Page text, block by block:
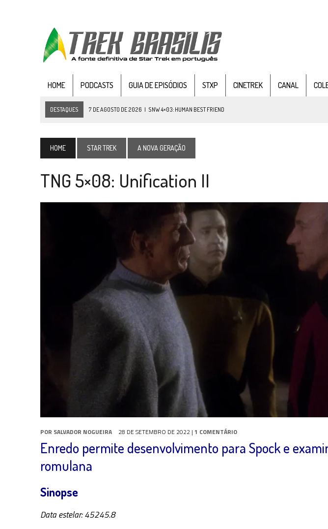
HOME PODCASTS GUIA DE EPISÓDIOS STXP CINETREK CANAL
DESTAQUES 7 DE AGOSTO DE 2026 | SNW 4×03: HUMAN BEST FRIEND
4 DE AGOSTO DE 2026 | REVISITANDO “HIDE AND Q” (TNG 1×09)
3 DE AGOSTO DE 2026 | VEJA FOTOS DO TERCEIRO EPISÓDIO DA 4ª TEMPORADA DE STRANGE NEW WORDS
3 DE AGOSTO DE 2026 | PARAMOUNT E CBS DERRUBAM NOVO VÍDEO DO FILME DE FÃS AXANAR HORAS APÓS ESTREIA
TB AO VIVO | STAR TREK: STRANGE NEW WORLDS – “THE GRIFFIN INCIDENT” (4×02)
ELENCO DE STRANGE NEW WORLDS ENCARA O FIM DE UMA ERA NA SDCC
GRANDES JORNADAS | QUATRO EPISÓDIOS DESTAR TREK SOBRE DIFERENTES PONTOS DE
GRANDES JORNADAS | SEIS EPISÓDIOS DE STAR TREK
HOME STAR TREK A NOVA GERAÇÃO
TNG 5×08: Unification II
POR SALVADOR NOGUEIRA 28 DE SETEMBRO DE 2022 | 1 COMENTÁRIO
Enredo permite desenvolvimento para Spock e
romulana
Sinopse
Data estelar: 45245.8